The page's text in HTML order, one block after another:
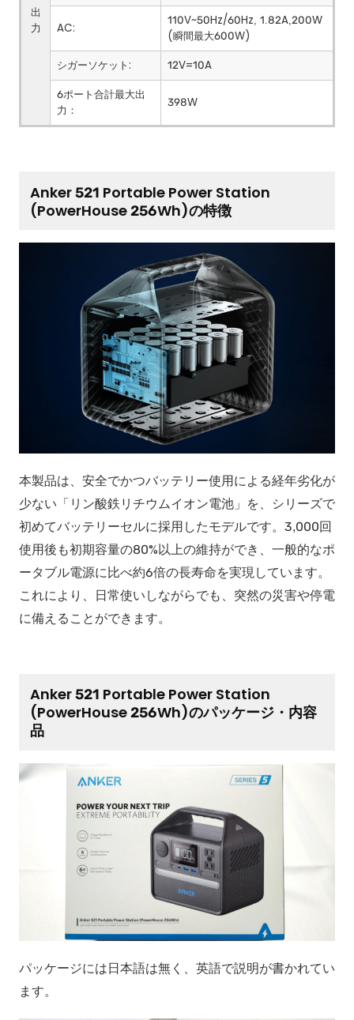
出
力
AC:
110V~50Hz/60Hz, 1.82A,200W
(瞬間最大600W)
シガーソケット:
12V=10A
6ポート合計最大出
力：
398W
Anker 521 Portable Power Station
(PowerHouse 256Wh)の特徴
本製品は、安全でかつバッテリー使⽤による経年劣化が
少ない「リン酸鉄リチウムイオン電池」を、シリーズで
初めてバッテリーセルに採⽤したモデルです。3,000回
使⽤後も初期容量の80%以上の維持ができ、一般的なポ
ータブル電源に比べ約6倍の長寿命を実現しています。
これにより、日常使いしながらでも、突然の災害や停電
に備えることができます。
Anker 521 Portable Power Station
(PowerHouse 256Wh)のパッケージ・内容
品
パッケージには日本語は無く、英語で説明が書かれてい
ます。